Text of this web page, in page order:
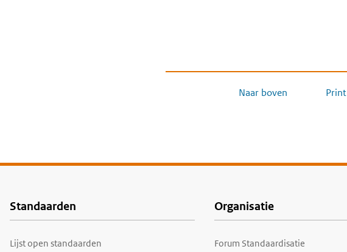
Naar boven Print
Voet
Standaarden
Lijst open standaarden
Organisatie
Forum Standaardisatie